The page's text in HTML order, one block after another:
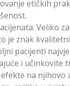
etičkih
Veliko
je znak
pacijenti
i učinkovite
na njihovo